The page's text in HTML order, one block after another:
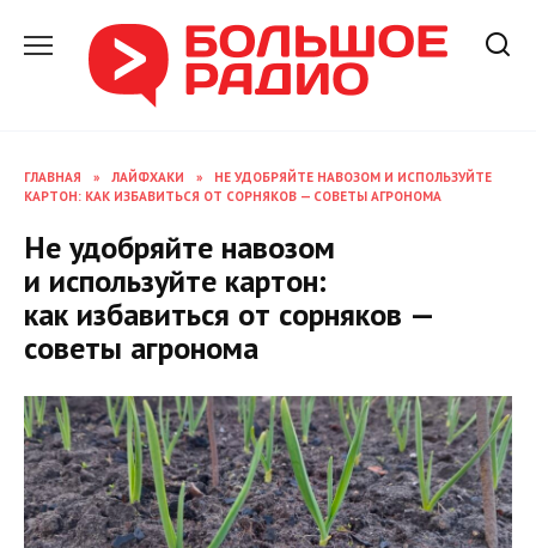
содержанию
ГЛАВНАЯ » ЛАЙФХАКИ »
НЕ УДОБРЯЙТЕ НАВОЗОМ И ИСПОЛЬЗУЙТЕ
КАРТОН: КАК ИЗБАВИТЬСЯ ОТ СОРНЯКОВ — СОВЕТЫ АГРОНОМА
Не удобряйте навозом
и используйте картон:
как избавиться от сорняков —
советы агронома